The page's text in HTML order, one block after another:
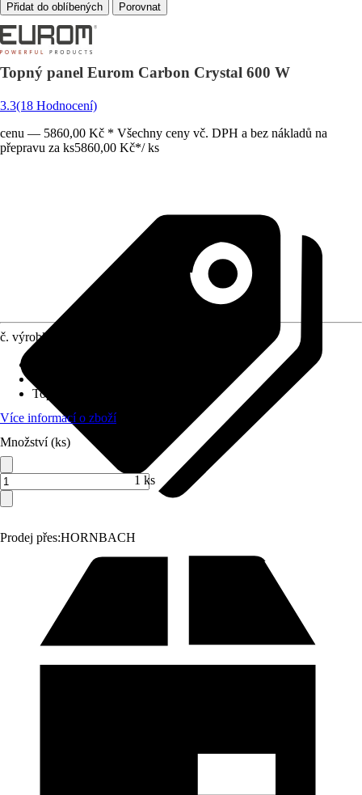
Porovnat
Topný panel Eurom Carbon Crystal 600 W
3.3(18 Hodnocení)
cenu — 5860,00 Kč * Všechny ceny vč. DPH a bez nákladů na
přepravu za ks5860,00 Kč*/ ks
Prodej přes:HORNBACH
č. výrobku
Topný výkon
Více informací o zboží
Množství (ks)
1 ks